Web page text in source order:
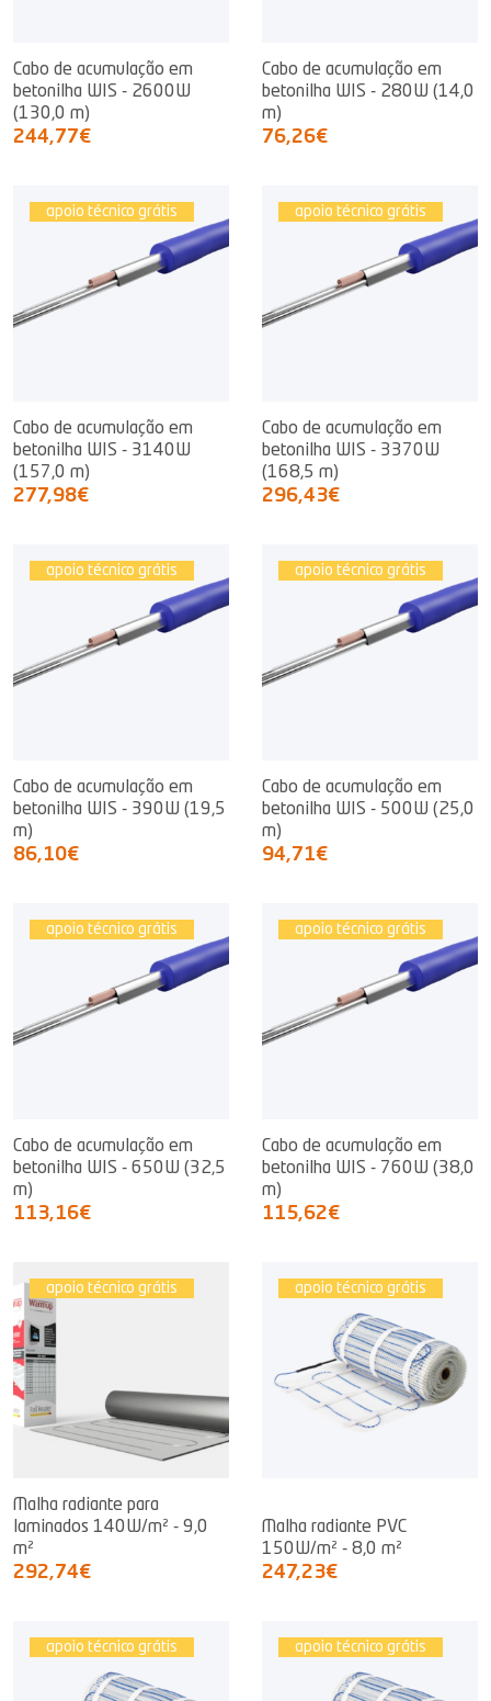
Cabo de acumulação em
betonilha WIS - 2600W
(130,0 m)
244,77€
Cabo de acumulação em
betonilha WIS - 280W (14,0
m)
76,26€
apoio técnico grátis
Cabo de acumulação em
betonilha WIS - 3140W
(157,0 m)
277,98€
apoio técnico grátis
Cabo de acumulação em
betonilha WIS - 3370W
(168,5 m)
296,43€
apoio técnico grátis
Cabo de acumulação em
betonilha WIS - 390W (19,5
m)
86,10€
apoio técnico grátis
Cabo de acumulação em
betonilha WIS - 500W (25,0
m)
94,71€
apoio técnico grátis
Cabo de acumulação em
betonilha WIS - 650W (32,5
m)
113,16€
apoio técnico grátis
Cabo de acumulação em
betonilha WIS - 760W (38,0
m)
115,62€
apoio técnico grátis
Malha radiante para
laminados 140W/m² - 9,0
m²
292,74€
apoio técnico grátis
Malha radiante PVC
150W/m² - 8,0 m²
247,23€
apoio técnico grátis apoio técnico grátis